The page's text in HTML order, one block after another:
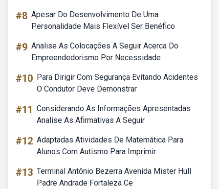
#8 Apesar Do Desenvolvimento De Uma
Personalidade Mais Flexível Ser Benéfico
#9 Analise As Colocações A Seguir Acerca Do
Empreendedorismo Por Necessidade
#10 Para Dirigir Com Segurança Evitando Acidentes
O Condutor Deve Demonstrar
#11 Considerando As Informações Apresentadas
Analise As Afirmativas A Seguir
#12 Adaptadas Atividades De Matemática Para
Alunos Com Autismo Para Imprimir
#13 Terminal Antônio Bezerra Avenida Mister Hull
Padre Andrade Fortaleza Ce